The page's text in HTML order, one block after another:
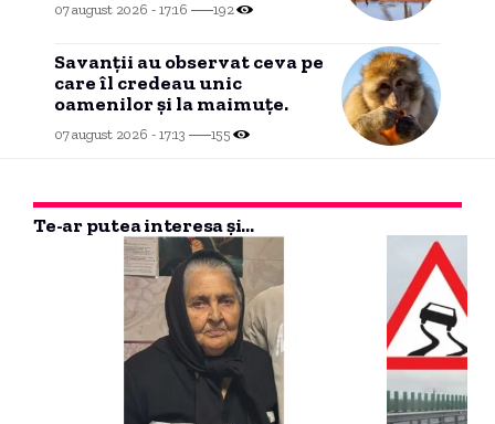
07 august 2026 - 17:16 192
Savanții au observat ceva pe
care îl credeau unic
oamenilor și la maimuțe.
07 august 2026 - 17:13 155
Te-ar putea interesa și...